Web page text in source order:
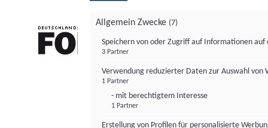
Allgemein Zwecke (7)
Speichern von oder Zugriff auf Informationen auf
3 Partner
Verwendung reduzierter Daten zur Auswahl von
1 Partner
- mit berechtigtem Interesse
1 Partner
Erstellung von Profilen für personalisierte
FONDS professionell